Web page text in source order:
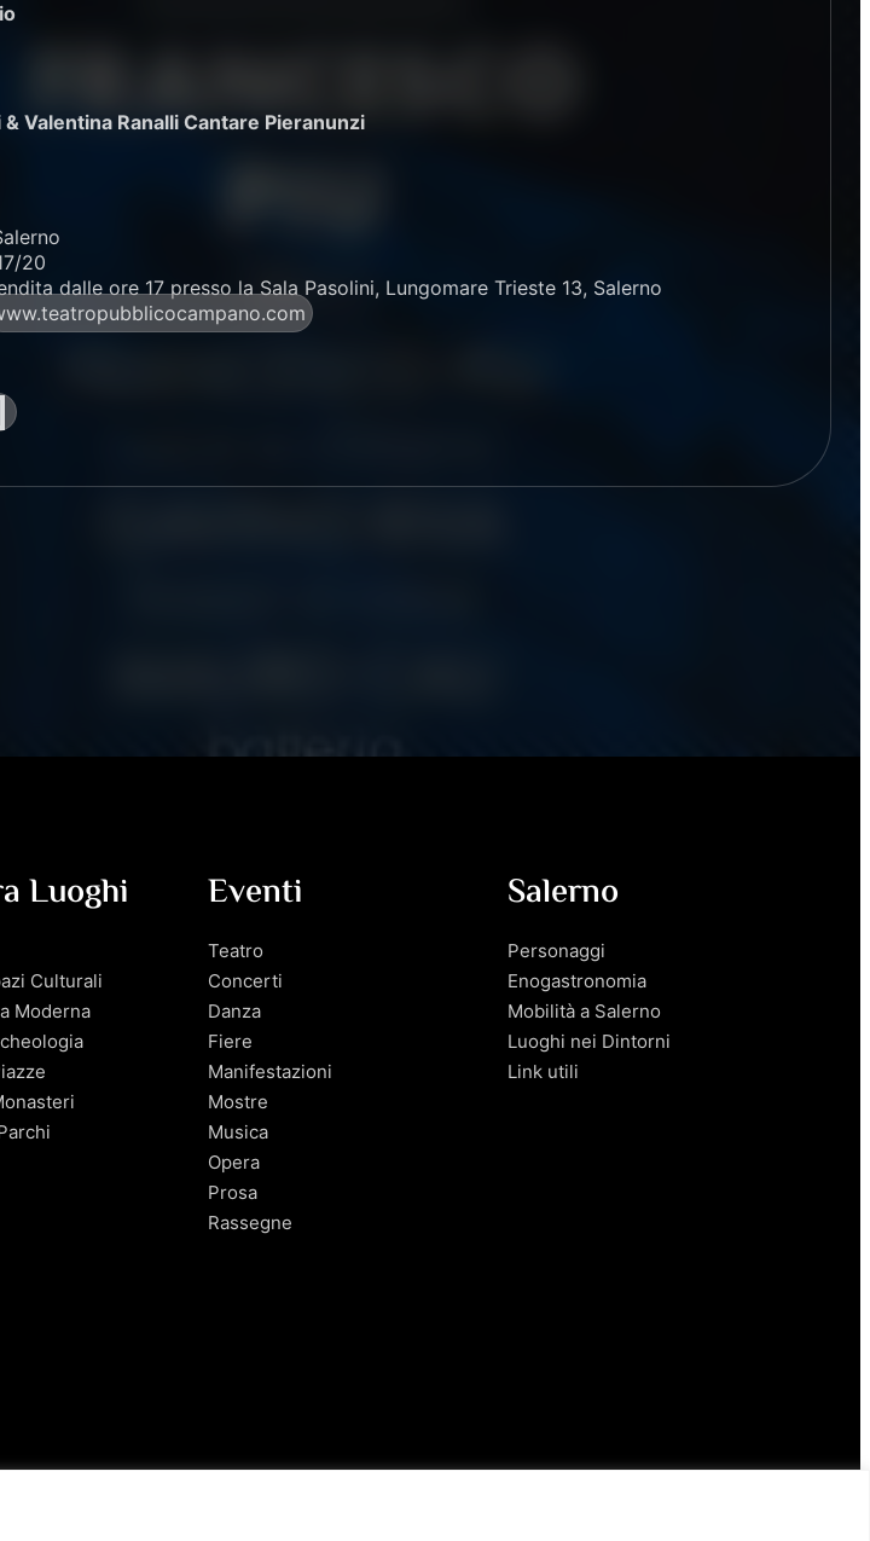
Valentina Ranalli Cantare Pieranunzi
20
dalle ore 17 presso la Sala Pasolini, Lungomare Trieste 13, Salerno
Luoghi
Culturali
Moderna
Eventi
Teatro
Concerti
Danza
Fiere
Manifestazioni
Mostre
Musica
Opera
Prosa
Rassegne
Salerno
Personaggi
Enogastronomia
Mobilità a Salerno
Luoghi nei Dintorni
Link utili